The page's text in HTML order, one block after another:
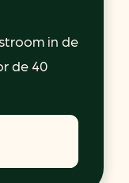
in de
de 40